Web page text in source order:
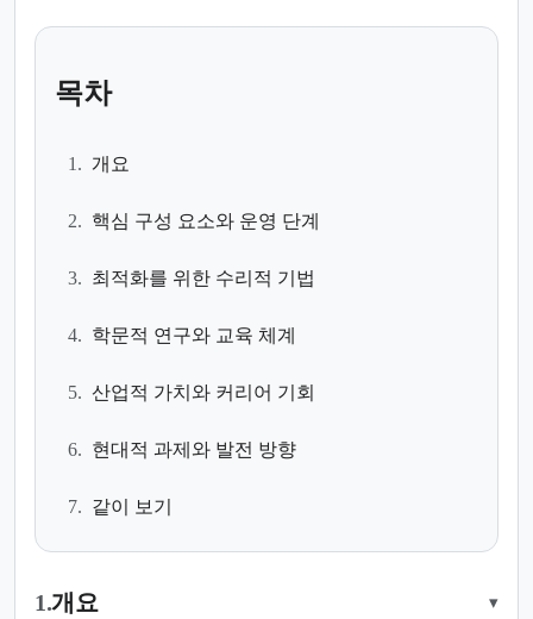
목차
1. 개요
2. 핵심 구성 요소와 운영 단계
3. 최적화를 위한 수리적 기법
4. 학문적 연구와 교육 체계
5. 산업적 가치와 커리어 기회
6. 현대적 과제와 발전 방향
7. 같이 보기
1.개요 ▾